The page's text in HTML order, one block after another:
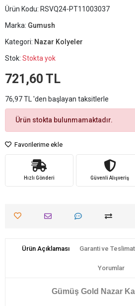
Ürün Kodu: RSVQ24-PT11003037
Marka: Gumush
Kategori: Nazar Kolyeler
Stok: Stokta yok
721,60 TL
76,97 TL 'den başlayan taksitlerle
Ürün stokta bulunmamaktadır.
Favorilerime ekle
Hızlı Gönderi Güvenli Alışveriş
Ürün Açıklaması Garanti ve Teslimat
Yorumlar
Gümüş Gold Nazar